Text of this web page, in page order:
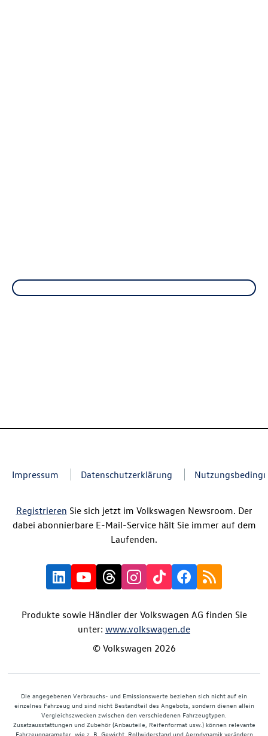
Impressum Datenschutzerklärung
Registrieren Sie sich jetzt im Volkswagen Newsroom. Der
dabei abonnierbare E-Mail-Service hält Sie immer auf dem
Laufenden.
Produkte sowie Händler der Volkswagen AG finden Sie
unter: www.volkswagen.de
© Volkswagen 2026
Die angegebenen Verbrauchs- und Emissionswerte beziehen sich nicht auf ein
einzelnes Fahrzeug und sind nicht Bestandteil des Angebots, sondern dienen allein
Vergleichszwecken zwischen den verschiedenen Fahrzeugtypen.
Zusatzausstattungen und Zubehör (Anbauteile, Reifenformat usw.) können relevante
Fahrzeugparameter, wie z. B. Gewicht, Rollwiderstand und Aerodynamik verändern